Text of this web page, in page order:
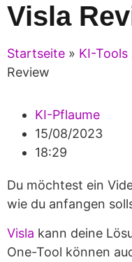
Visla
Startseite » KI-Tools
Review
KI-Pflaume
15/08/2023
18:29
Du möchtest ein
wie du anfangen
Visla kann deine
One-Tool können